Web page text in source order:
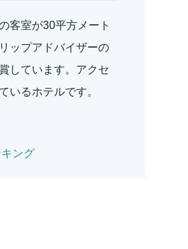
客室が30平方メート
ップアドバイザーの
しています。アクセ
いるホテルです。
ング